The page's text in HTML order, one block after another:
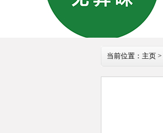
当前位置： 主页 >